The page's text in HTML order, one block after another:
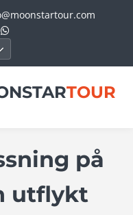
TOUR
på
utflykt